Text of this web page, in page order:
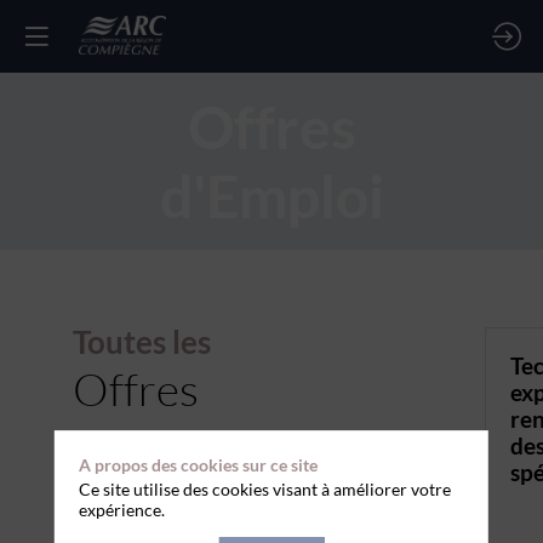
Toutes les
Offres
TYPE DE CONTRAT
A propos des cookies sur ce site
Ce site utilise des cookies visant à améliorer votre
expérience.